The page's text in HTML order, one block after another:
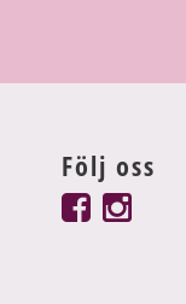
Följ oss